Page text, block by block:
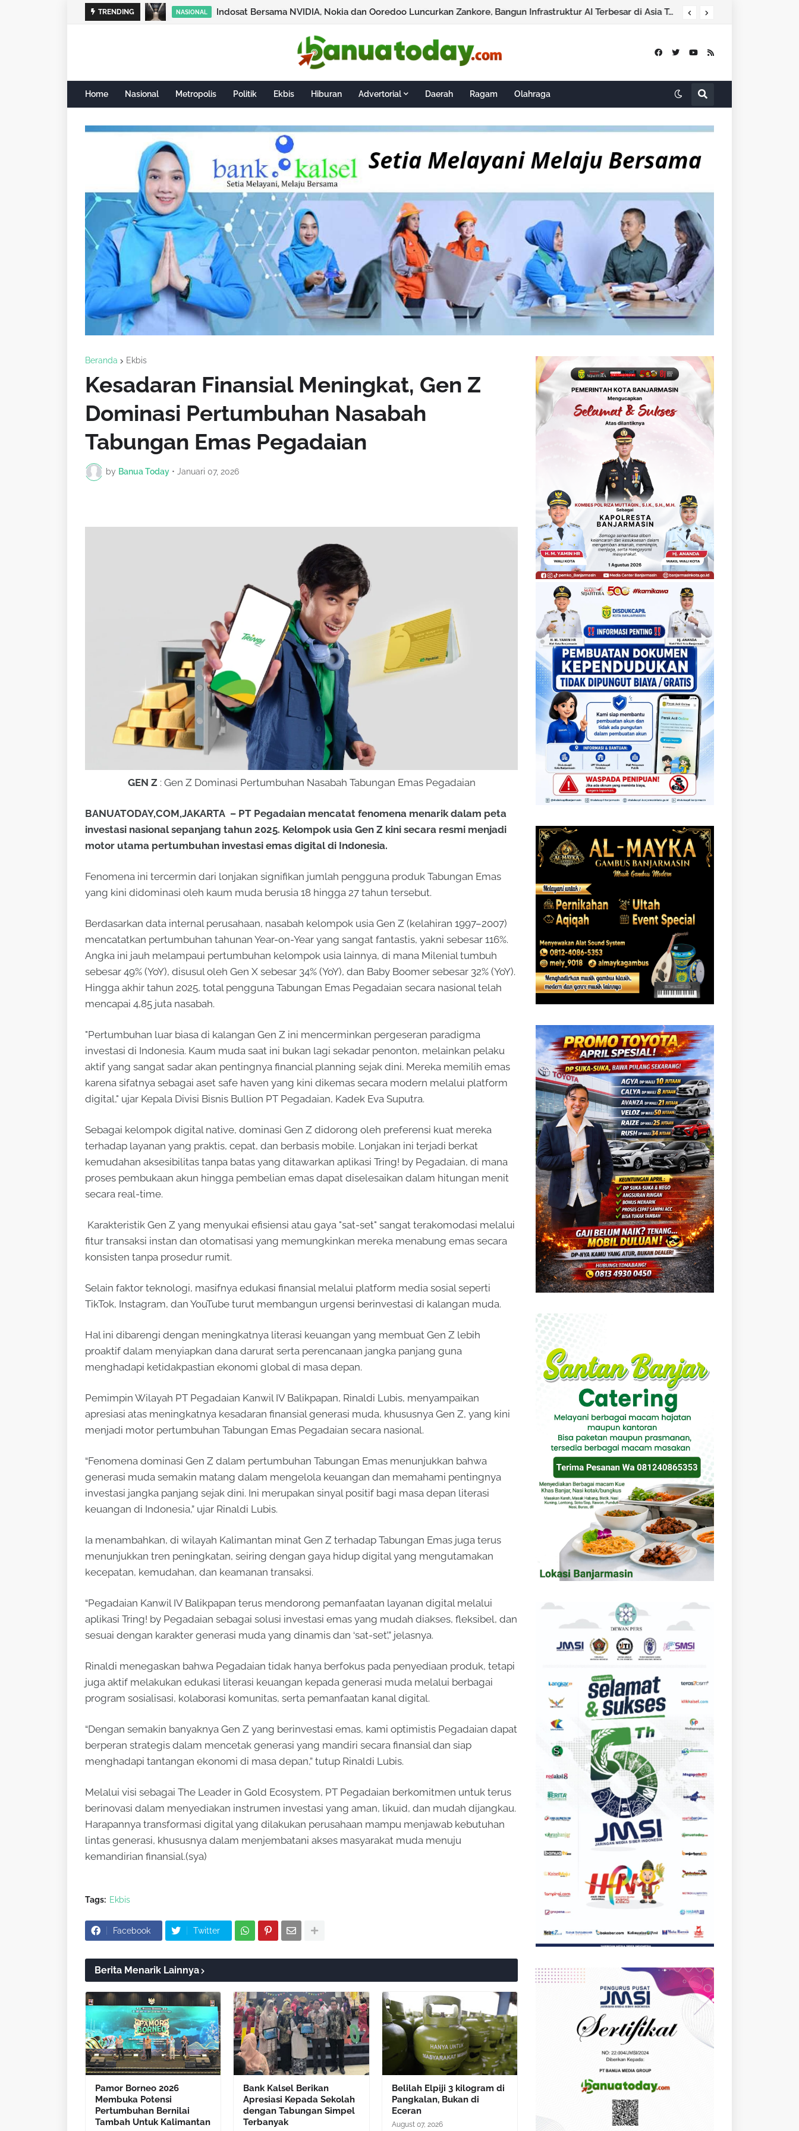
TRENDING NASIONAL Indosat Bersama NVIDIA, Nokia dan Ooredoo Luncurkan Zankore, Bangun Infrastruktur AI Terbesar di Asia Tenggara
Home Nasional Metropolis Politik Ekbis Hiburan Advertorial Daerah Ragam Olahraga
Beranda Ekbis
Kesadaran Finansial Meningkat, Gen Z
Dominasi Pertumbuhan Nasabah
Tabungan Emas Pegadaian
by Banua Today • Januari 07, 2026
GEN Z : Gen Z Dominasi Pertumbuhan Nasabah Tabungan Emas Pegadaian
BANUATODAY,COM,JAKARTA – PT Pegadaian mencatat fenomena menarik dalam peta
investasi nasional sepanjang tahun 2025. Kelompok usia Gen Z kini secara resmi menjadi
motor utama pertumbuhan investasi emas digital di Indonesia.
Fenomena ini tercermin dari lonjakan signifikan jumlah pengguna produk Tabungan Emas
yang kini didominasi oleh kaum muda berusia 18 hingga 27 tahun tersebut.
Berdasarkan data internal perusahaan, nasabah kelompok usia Gen Z (kelahiran 1997–2007)
mencatatkan pertumbuhan tahunan Year-on-Year yang sangat fantastis, yakni sebesar 116%.
Angka ini jauh melampaui pertumbuhan kelompok usia lainnya, di mana Milenial tumbuh
sebesar 49% (YoY), disusul oleh Gen X sebesar 34% (YoY), dan Baby Boomer sebesar 32% (YoY).
Hingga akhir tahun 2025, total pengguna Tabungan Emas Pegadaian secara nasional telah
mencapai 4,85 juta nasabah.
"Pertumbuhan luar biasa di kalangan Gen Z ini mencerminkan pergeseran paradigma
investasi di Indonesia. Kaum muda saat ini bukan lagi sekadar penonton, melainkan pelaku
aktif yang sangat sadar akan pentingnya financial planning sejak dini. Mereka memilih emas
karena sifatnya sebagai aset safe haven yang kini dikemas secara modern melalui platform
digital," ujar Kepala Divisi Bisnis Bullion PT Pegadaian, Kadek Eva Suputra.
Sebagai kelompok digital native, dominasi Gen Z didorong oleh preferensi kuat mereka
terhadap layanan yang praktis, cepat, dan berbasis mobile. Lonjakan ini terjadi berkat
kemudahan aksesibilitas tanpa batas yang ditawarkan aplikasi Tring! by Pegadaian, di mana
proses pembukaan akun hingga pembelian emas dapat diselesaikan dalam hitungan menit
secara real-time.
Karakteristik Gen Z yang menyukai efisiensi atau gaya "sat-set" sangat terakomodasi melalui
fitur transaksi instan dan otomatisasi yang memungkinkan mereka menabung emas secara
konsisten tanpa prosedur rumit.
Selain faktor teknologi, masifnya edukasi finansial melalui platform media sosial seperti
TikTok, Instagram, dan YouTube turut membangun urgensi berinvestasi di kalangan muda.
Hal ini dibarengi dengan meningkatnya literasi keuangan yang membuat Gen Z lebih
proaktif dalam menyiapkan dana darurat serta perencanaan jangka panjang guna
menghadapi ketidakpastian ekonomi global di masa depan.
Pemimpin Wilayah PT Pegadaian Kanwil IV Balikpapan, Rinaldi Lubis, menyampaikan
apresiasi atas meningkatnya kesadaran finansial generasi muda, khususnya Gen Z, yang kini
menjadi motor pertumbuhan Tabungan Emas Pegadaian secara nasional.
“Fenomena dominasi Gen Z dalam pertumbuhan Tabungan Emas menunjukkan bahwa
generasi muda semakin matang dalam mengelola keuangan dan memahami pentingnya
investasi jangka panjang sejak dini. Ini merupakan sinyal positif bagi masa depan literasi
keuangan di Indonesia,” ujar Rinaldi Lubis.
Ia menambahkan, di wilayah Kalimantan minat Gen Z terhadap Tabungan Emas juga terus
menunjukkan tren peningkatan, seiring dengan gaya hidup digital yang mengutamakan
kecepatan, kemudahan, dan keamanan transaksi.
“Pegadaian Kanwil IV Balikpapan terus mendorong pemanfaatan layanan digital melalui
aplikasi Tring! by Pegadaian sebagai solusi investasi emas yang mudah diakses, fleksibel, dan
sesuai dengan karakter generasi muda yang dinamis dan ‘sat-set’,” jelasnya.
Rinaldi menegaskan bahwa Pegadaian tidak hanya berfokus pada penyediaan produk, tetapi
juga aktif melakukan edukasi literasi keuangan kepada generasi muda melalui berbagai
program sosialisasi, kolaborasi komunitas, serta pemanfaatan kanal digital.
“Dengan semakin banyaknya Gen Z yang berinvestasi emas, kami optimistis Pegadaian dapat
berperan strategis dalam mencetak generasi yang mandiri secara finansial dan siap
menghadapi tantangan ekonomi di masa depan,” tutup Rinaldi Lubis.
Melalui visi sebagai The Leader in Gold Ecosystem, PT Pegadaian berkomitmen untuk terus
berinovasi dalam menyediakan instrumen investasi yang aman, likuid, dan mudah dijangkau.
Harapannya transformasi digital yang dilakukan perusahaan mampu menjawab kebutuhan
lintas generasi, khususnya dalam menjembatani akses masyarakat muda menuju
kemandirian finansial.(sya)
Tags: Ekbis
Facebook Twitter
Berita Menarik Lainnya
Pamor Borneo 2026
Membuka Potensi
Pertumbuhan Bernilai
Tambah Untuk Kalimantan
Bank Kalsel Berikan
Apresiasi Kepada Sekolah
dengan Tabungan Simpel
Terbanyak
Belilah Elpiji 3 kilogram di
Pangkalan, Bukan di
Eceran
August 07, 2026